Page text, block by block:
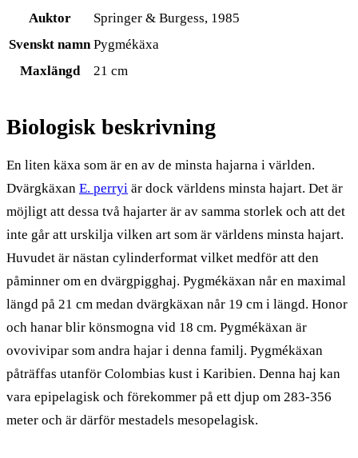
Auktor
Springer & Burgess, 1985
Svenskt namn Pygmékäxa
Maxlängd
21 cm
Biologisk beskrivning
En liten käxa som är en av de minsta hajarna i världen.
Dvärgkäxan E. perryi är dock världens minsta hajart. Det är
möjligt att dessa två hajarter är av samma storlek och att det
inte går att urskilja vilken art som är världens minsta hajart.
Huvudet är nästan cylinderformat vilket medför att den
påminner om en dvärgpigghaj. Pygmékäxan når en maximal
längd på 21 cm medan dvärgkäxan når 19 cm i längd. Honor
och hanar blir könsmogna vid 18 cm. Pygmékäxan är
ovovivipar som andra hajar i denna familj. Pygmékäxan
påträffas utanför Colombias kust i Karibien. Denna haj kan
vara epipelagisk och förekommer på ett djup om 283-356
meter och är därför mestadels mesopelagisk.